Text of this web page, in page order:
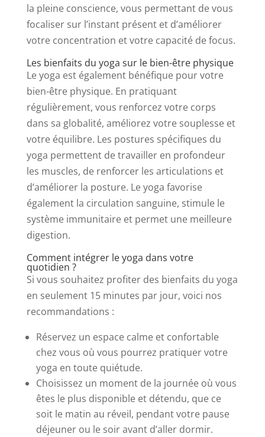
la pleine conscience, vous permettant de vous
focaliser sur l’instant présent et d’améliorer
votre concentration et votre capacité de focus.
Les bienfaits du yoga sur le bien-être physique
Le yoga est également bénéfique pour votre
bien-être physique. En pratiquant
régulièrement, vous renforcez votre corps
dans sa globalité, améliorez votre souplesse et
votre équilibre. Les postures spécifiques du
yoga permettent de travailler en profondeur
les muscles, de renforcer les articulations et
d’améliorer la posture. Le yoga favorise
également la circulation sanguine, stimule le
système immunitaire et permet une meilleure
digestion.
Comment intégrer le yoga dans votre
quotidien ?
Si vous souhaitez profiter des bienfaits du yoga
en seulement 15 minutes par jour, voici nos
recommandations :
Réservez un espace calme et confortable
chez vous où vous pourrez pratiquer votre
yoga en toute quiétude.
Choisissez un moment de la journée où vous
êtes le plus disponible et détendu, que ce
soit le matin au réveil, pendant votre pause
déjeuner ou le soir avant d’aller dormir.